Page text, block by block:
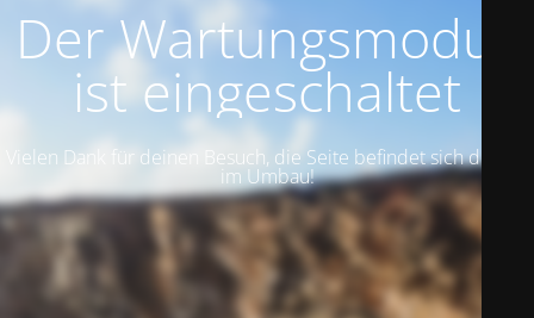
Der Wartungsmodus
ist eingeschaltet
Vielen Dank für deinen Besuch, die Seite befindet sich derzeit
im Umbau!